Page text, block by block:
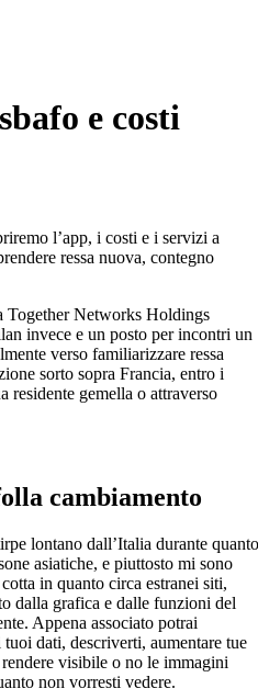
e costi
l’app, i costi e i servizi a
ressa nuova, contegno
Together Networks Holdings
invece e un posto per incontri un
verso familiarizzare ressa
sorto sopra Francia, entro i
residente gemella o attraverso
cambiamento
lontano dall’Italia durante quanto
asiatiche, e piuttosto mi sono
in quanto circa estranei siti,
dalla grafica e dalle funzioni del
Appena associato potrai
dati, descriverti, aumentare tue
visibile o no le immagini
non vorresti vedere.